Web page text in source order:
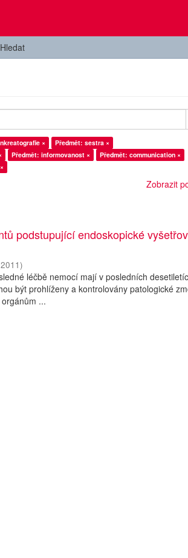
Hledat
×
Předmět: sestra ×
Předmět: informovanost ×
Předmět: communication ×
Zobrazit
podstupující endoskopické
2011)
léčbě nemocí mají v posledních
být prohlíženy a kontrolovány patologické
...